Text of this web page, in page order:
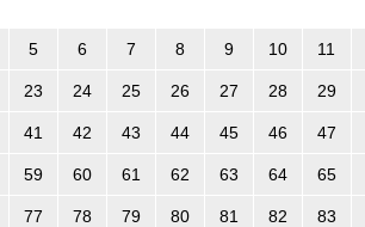
5 6 7 8 9 10 11
23 24 25 26 27 28 29
41 42 43 44 45 46 47
59 60 61 62 63 64 65
77 78 79 80 81 82 83